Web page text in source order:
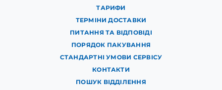
ТАРИФИ
ТЕРМІНИ ДОСТАВКИ
ПИТАННЯ ТА ВІДПОВІДІ
ПОРЯДОК ПАКУВАННЯ
СТАНДАРТНІ УМОВИ СЕРВІСУ
КОНТАКТИ
ПОШУК ВІДДІЛЕННЯ